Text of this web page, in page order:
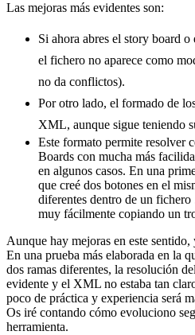
Las mejoras más evidentes son:
Si ahora abres el story board
el fichero no aparece como
no da conflictos).
Por otro lado, el formado de
XML, aunque sigue teniendo
Este formato permite resolver
Boards con mucha más
en algunos casos. En una
que creé dos botones en el
diferentes dentro de un
muy fácilmente copiando un
Aunque hay mejoras en este
En una prueba más elaborada en la
dos ramas diferentes, la resolución
evidente y el XML no estaba tan
poco de práctica y experiencia será
Os iré contando cómo evoluciono
herramienta.